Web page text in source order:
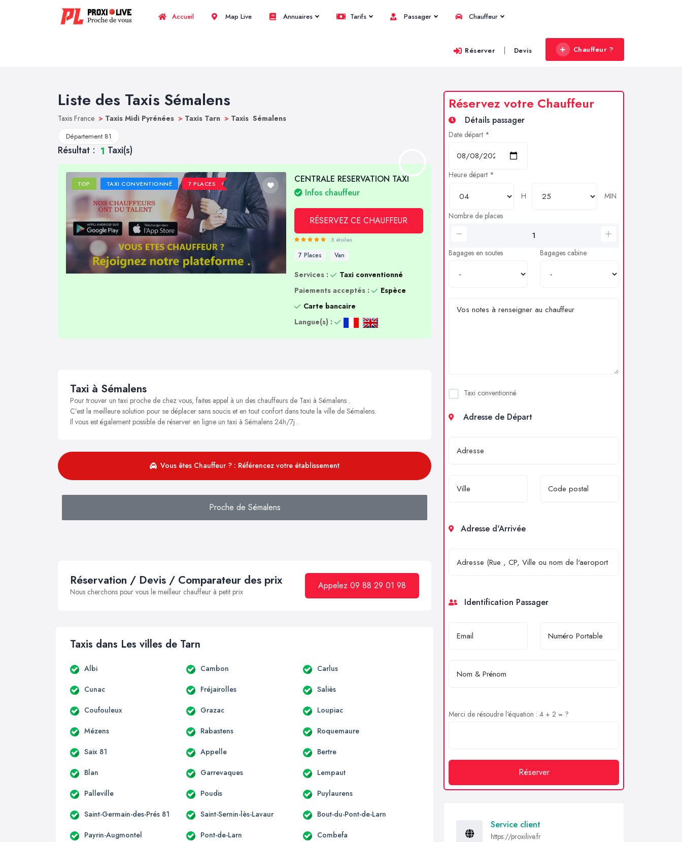
Accueil Map Live Annuaires Tarifs Passager Chauffeur
Réserver | Devis Chauffeur ?
Liste des Taxis Sémalens
Taxis France > Taxis Midi Pyrénées > Taxis Tarn > Taxis Sémalens
Département 81
Résultat : 1 Taxi(s)
TOP TAXI CONVENTIONNÉ 7 PLACES
CENTRALE RESERVATION TAXI
Infos chauffeur
RÉSERVEZ CE CHAUFFEUR
5 étoiles
7 Places Van
Services :
Taxi conventionné
Paiements acceptés :
Espèce
Carte bancaire
Langue(s) :
Taxi à Sémalens
Pour trouver un taxi proche de chez vous, faites appel à un des chauffeurs de Taxi à Sémalens .
C’est la meilleure solution pour se déplacer sans soucis et en tout confort dans toute la ville de Sémalens.
Il vous est également possible de réserver en ligne un taxi à Sémalens 24h/7j .
Vous êtes Chauffeur ? : Référencez votre établissement
Proche de Sémalens
Réservation / Devis / Comparateur des prix
Nous cherchons pour vous le meilleur chauffeur à petit prix
Appelez 09 88 29 01 98
Taxis dans Les villes de Tarn
Albi Cambon Carlus
Cunac Fréjairolles Saliès
Coufouleux Grazac Loupiac
Mézens Rabastens Roquemaure
Saix 81 Appelle Bertre
Blan Garrevaques Lempaut
Palleville Poudis Puylaurens
Saint-Germain-des-Prés 81 Saint-Sernin-lès-Lavaur Bout-du-Pont-de-Larn
Payrin-Augmontel Pont-de-Larn Combefa
Réservez votre Chauffeur
Détails passager
Date départ *
Heure départ *
H
MIN
Nombre de places
Bagages en soutes Bagages cabine
Taxi conventionné
Adresse de Départ
Adresse d'Arrivée
Identification Passager
Merci de résoudre l'équation : 4 + 2 = ?
Réserver
Service client
https://proxilive.fr